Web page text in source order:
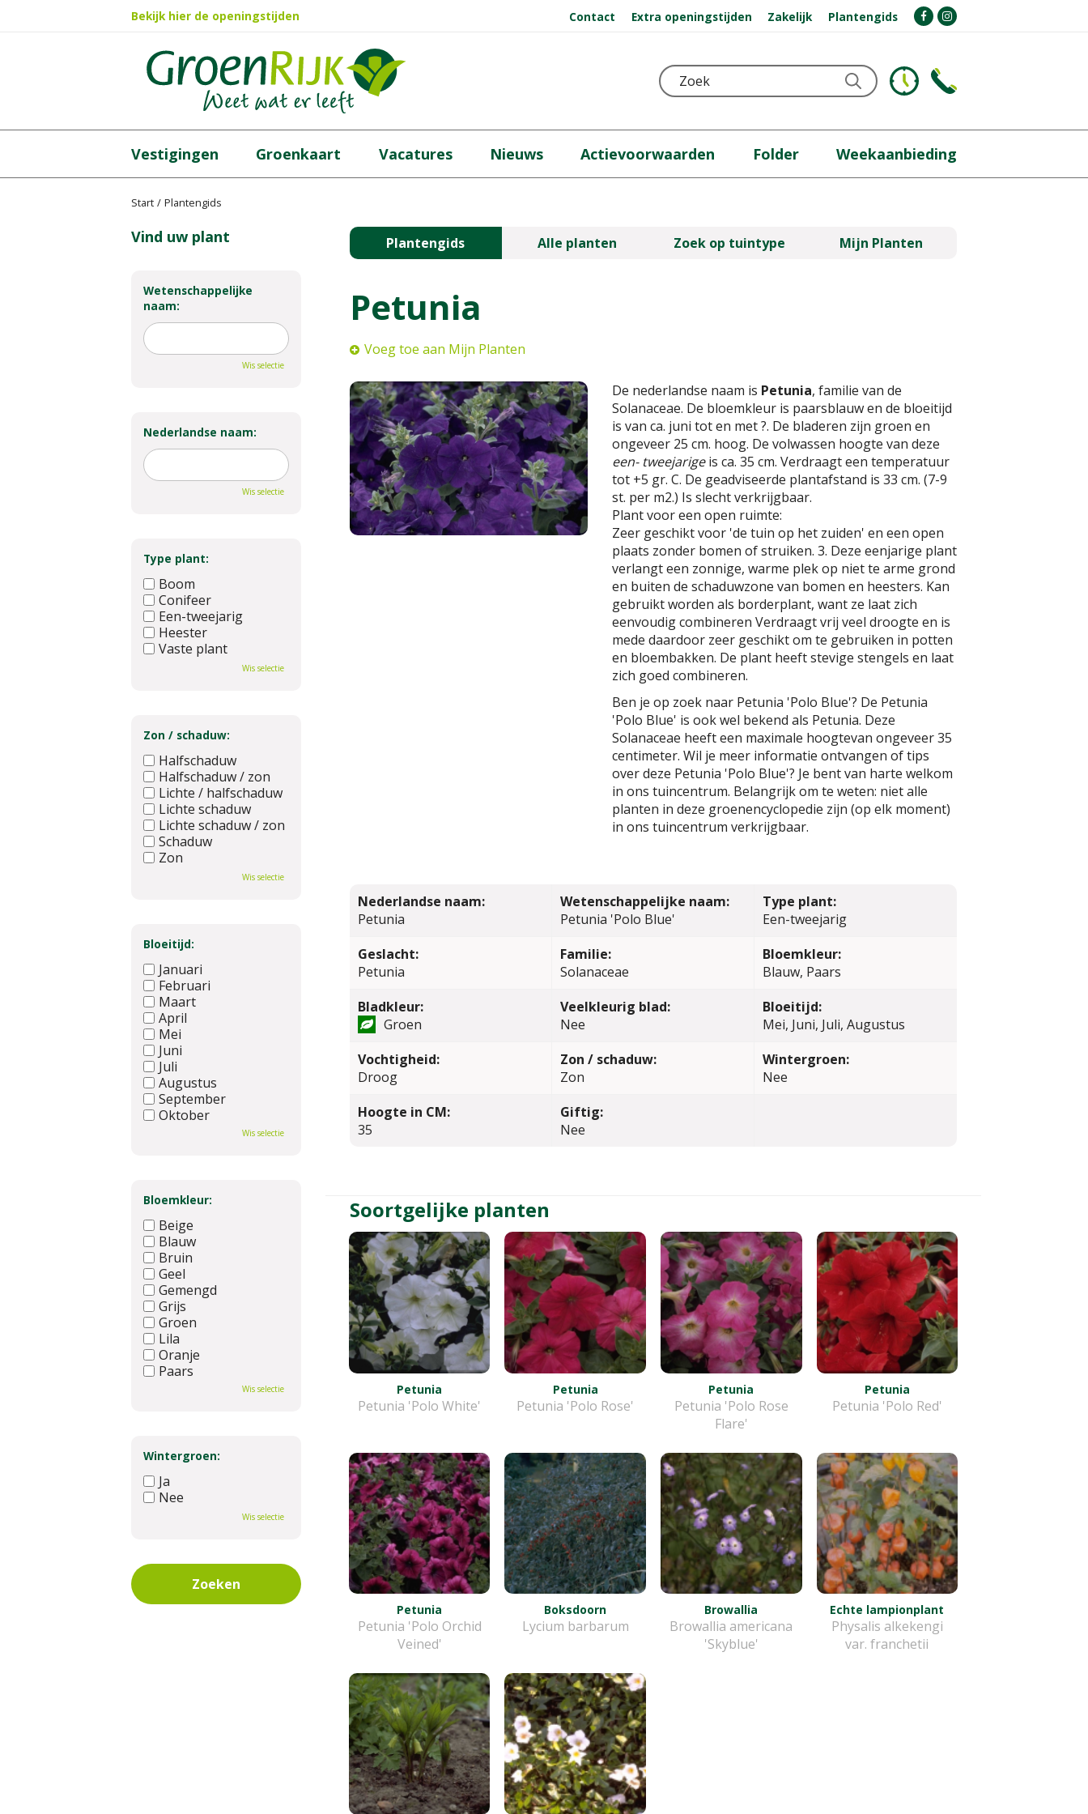
Start Plantengids
Bekijk hier de openingstijden Contact Extra openingstijden Zakelijk Plantengids
Vestigingen Groenkaart Vacatures Nieuws Actievoorwaarden Folder Weekaanbieding
Plantengids Alle planten Zoek op tuintype Mijn Planten
Petunia
Voeg toe aan Mijn Planten
De nederlandse naam is Petunia, familie van de
Solanaceae. De bloemkleur is paarsblauw en de bloeitijd
is van ca. juni tot en met ?. De bladeren zijn groen en
ongeveer 25 cm. hoog. De volwassen hoogte van deze
een- tweejarigeis ca. 35 cm. Verdraagt een temperatuur
tot +5 gr. C. De geadviseerde plantafstand is 33 cm. (7-9
st. per m2.) Is slecht verkrijgbaar.
Plant voor een open ruimte:
Zeer geschikt voor 'de tuin op het zuiden' en een open
plaats zonder bomen of struiken. 3. Deze eenjarige plant
verlangt een zonnige, warme plek op niet te arme grond
en buiten de schaduwzone van bomen en heesters. Kan
gebruikt worden als borderplant, want ze laat zich
eenvoudig combineren Verdraagt vrij veel droogte en is
mede daardoor zeer geschikt om te gebruiken in potten
en bloembakken. De plant heeft stevige stengels en laat
zich goed combineren.
Ben je op zoek naar Petunia 'Polo Blue'? De Petunia
'Polo Blue' is ook wel bekend als Petunia. Deze
Solanaceae heeft een maximale hoogtevan ongeveer 35
centimeter. Wil je meer informatie ontvangen of tips
over deze Petunia 'Polo Blue'? Je bent van harte welkom
in ons tuincentrum. Belangrijk om te weten: niet alle
planten in deze groenencyclopedie zijn (op elk moment)
in ons tuincentrum verkrijgbaar.
Nederlandse naam:
Petunia
Wetenschappelijke naam:
Petunia 'Polo Blue'
Type plant:
Een-tweejarig
Geslacht:
Petunia
Familie:
Solanaceae
Bloemkleur:
Blauw, Paars
Bladkleur:
Groen
Veelkleurig blad:
Nee
Bloeitijd:
Mei, Juni, Juli, Augustus
Vochtigheid:
Droog
Zon / schaduw:
Zon
Wintergroen:
Nee
Hoogte in CM:
35
Giftig:
Nee
Soortgelijke planten
Petunia
Petunia 'Polo White'
Petunia
Petunia 'Polo Rose'
Petunia
Petunia 'Polo Rose
Flare'
Petunia
Petunia 'Polo Red'
Petunia
Petunia 'Polo Orchid
Veined'
Boksdoorn
Lycium barbarum
Browallia
Browallia americana
'Skyblue'
Echte lampionplant
Physalis alkekengi
var. franchetii
Vind uw plant
Wetenschappelijke
naam:
Wis selectie
Nederlandse naam:
Wis selectie
Type plant:
Boom
Conifeer
Een-tweejarig
Heester
Vaste plant
Wis selectie
Zon / schaduw:
Halfschaduw
Halfschaduw / zon
Lichte / halfschaduw
Lichte schaduw
Lichte schaduw / zon
Schaduw
Zon
Wis selectie
Bloeitijd:
Januari
Februari
Maart
April
Mei
Juni
Juli
Augustus
September
Oktober
Wis selectie
Bloemkleur:
Beige
Blauw
Bruin
Geel
Gemengd
Grijs
Groen
Lila
Oranje
Paars
Wis selectie
Wintergroen:
Ja
Nee
Wis selectie